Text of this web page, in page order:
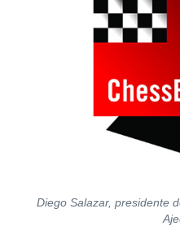
Diego Salazar, presidente